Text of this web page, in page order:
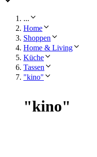
...
Home
Shoppen
Home & Living
Küche
Tassen
"kino"
"kino"